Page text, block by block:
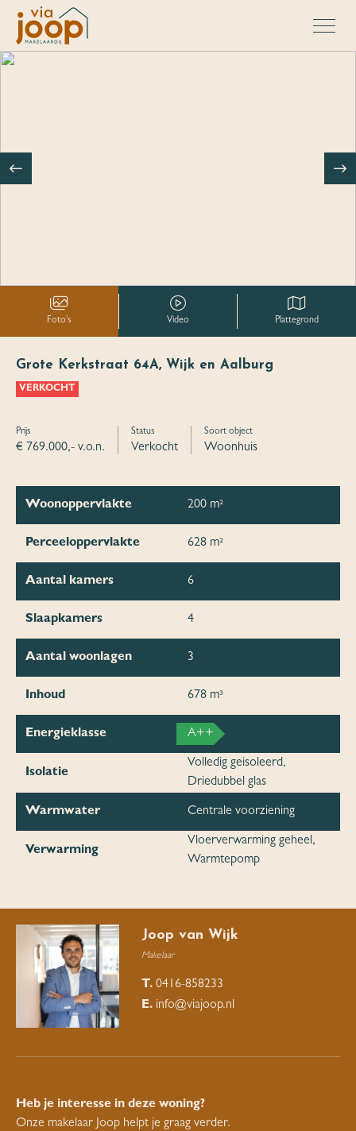
Foto's Video Plattegrond
Grote Kerkstraat 64A, Wijk en Aalburg
VERKOCHT
Prijs
€ 769.000,- v.o.n.
Status
Verkocht
Soort object
Woonhuis
Woonoppervlakte 200 m²
Perceeloppervlakte 628 m²
Aantal kamers 6
Slaapkamers 4
Aantal woonlagen 3
Inhoud 678 m³
Energieklasse A++
Isolatie
Volledig geisoleerd,
Driedubbel glas
Warmwater Centrale voorziening
Verwarming
Vloerverwarming geheel,
Warmtepomp
Joop van Wijk
Makelaar
T. 0416-858233
E. info@viajoop.nl
Heb je interesse in deze woning?
Onze makelaar Joop helpt je graag verder.